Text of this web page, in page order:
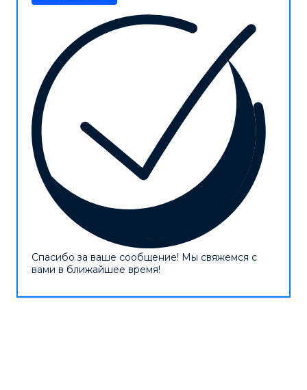
Спасибо за ваше сообщение! Мы свяжемся с
вами в ближайшее время!